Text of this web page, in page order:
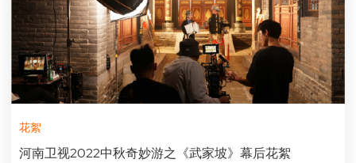
花絮
河南卫视2022中秋奇妙游之《武家坡》幕后花絮